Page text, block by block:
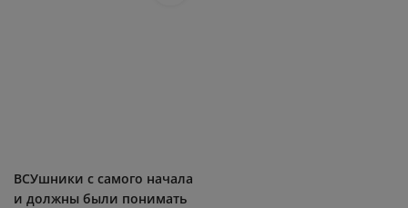
ВСУшники с самого начала
и должны были понимать